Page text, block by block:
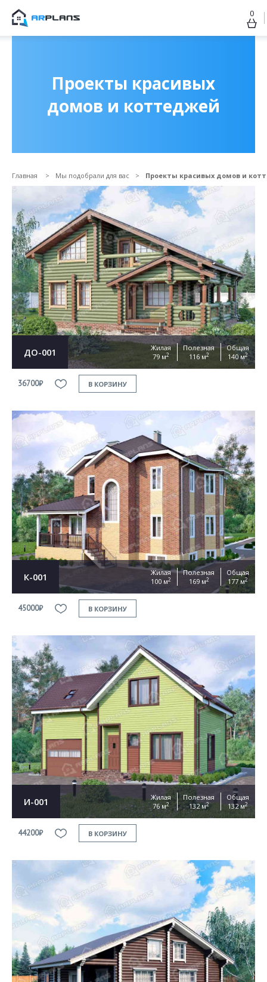
0
Проекты красивых
домов и коттеджей
Главная Мы подобрали для вас Проекты красивых домов и
ДО-001
Жилая
79 м2
Полезная
116 м2
Общая
140 м2
36700₽ В КОРЗИНУ
К-001
Жилая
100 м2
Полезная
169 м2
Общая
177 м2
45000₽ В КОРЗИНУ
И-001
Жилая
76 м2
Полезная
132 м2
Общая
132 м2
44200₽ В КОРЗИНУ
Прикрепить файл
Согласен на обработку персональных данных
This site is protected by reCAPTCHA and the GooglePrivacy Policyand Terms of Service
ОТПРАВИТЬ
Продолжить покупки